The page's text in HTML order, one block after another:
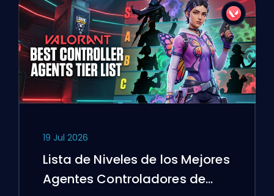
19 Jul 2026
Lista de Niveles de los Mejores
Agentes Controladores de